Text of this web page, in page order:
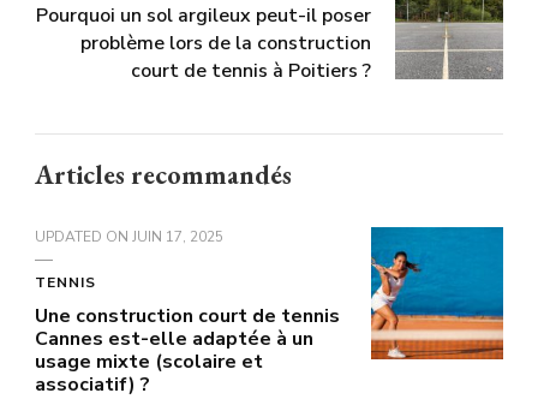
Pourquoi un sol argileux peut-il poser
problème lors de la construction
court de tennis à Poitiers ?
Articles recommandés
UPDATED ON JUIN 17, 2025
TENNIS
Une construction court de tennis
Cannes est-elle adaptée à un
usage mixte (scolaire et
associatif) ?